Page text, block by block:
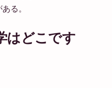
る。
はどこです